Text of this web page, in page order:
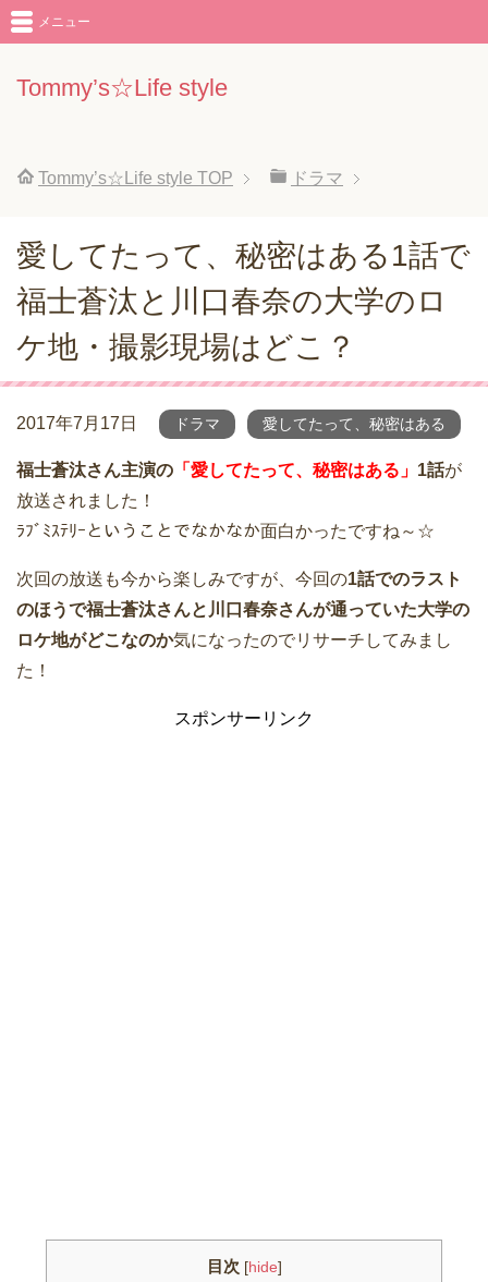
Tommy’s☆Life style
メニュー
Tommy’s☆Life style TOP ドラマ
愛してたって、秘密はある1話で
福士蒼汰と川口春奈の大学のロ
ケ地・撮影現場はどこ？
2017年7月17日 ドラマ 愛してたって、秘密はある
福士蒼汰さん主演の 「愛してたって、秘密はある」 1話が
放送されました！
ﾗﾌﾞﾐｽﾃﾘｰということでなかなか面白かったですね～☆
次回の放送も今から楽しみですが、今回の1話でのラスト
のほうで福士蒼汰さんと川口春奈さんが通っていた大学の
ロケ地がどこなのか気になったのでリサーチしてみまし
た！
スポンサーリンク
目次 [hide]